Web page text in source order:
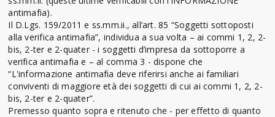
antimafia).
Il D.Lgs. 159/2011 e ss.mm.ii., all’art. 85 “Soggetti sottoposti
alla verifica antimafia”, individua a sua volta – ai commi 1, 2, 2-
bis, 2-ter e 2-quater - i soggetti d’impresa da sottoporre a
verifica antimafia e – al comma 3 - dispone che
“L'informazione antimafia deve riferirsi anche ai familiari
conviventi di maggiore età dei soggetti di cui ai commi 1, 2, 2-
bis, 2-ter e 2-quater”.
Premesso quanto sopra e ritenuto che - per effetto di quanto